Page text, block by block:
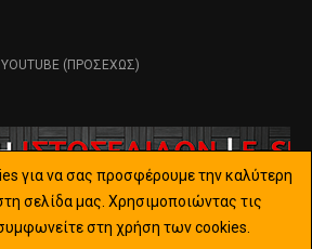
YOUTUBE (ΠΡΟΣΕΧΏΣ)
για να σας προσφέρουμε την καλύτερη
σελίδα μας. Χρησιμοποιώντας τις
στη χρήση των cookies.